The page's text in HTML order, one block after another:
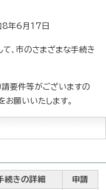
年6月17日
て、市のさまざまな手続き
請要件等がございますの
お願いいたします。
続きの詳細 申請